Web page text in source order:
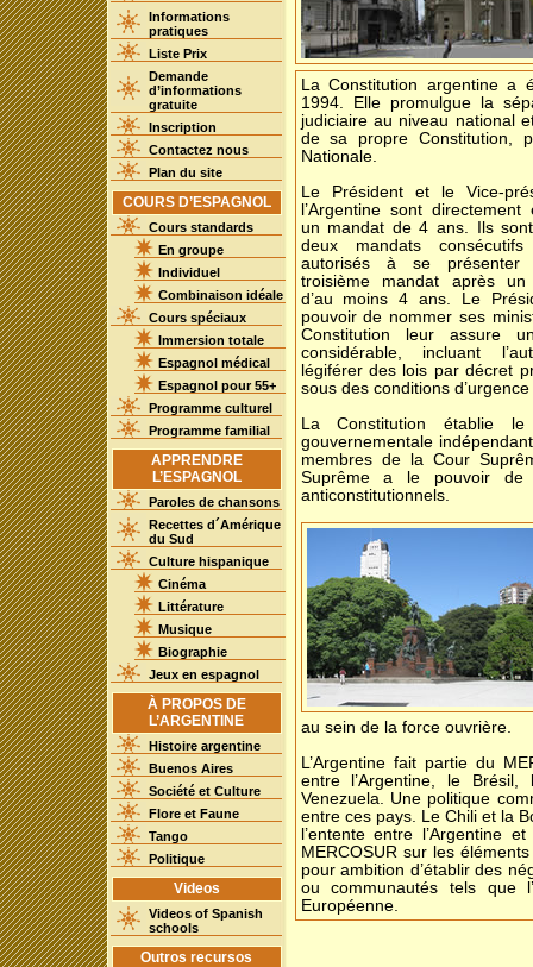
Informations
pratiques
Liste Prix
Demande
d’informations
gratuite
Inscription
Contactez nous
Plan du site
COURS D’ESPAGNOL
Cours standards
En groupe
Individuel
Combinaison idéale
Cours spéciaux
Immersion totale
Espagnol médical
Espagnol pour 55+
Programme culturel
Programme familial
APPRENDRE
L’ESPAGNOL
Paroles de chansons
Recettes d´Amérique
du Sud
Culture hispanique
Cinéma
Littérature
Musique
Biographie
Jeux en espagnol
À PROPOS DE
L’ARGENTINE
Histoire argentine
Buenos Aires
Société et Culture
Flore et Faune
Tango
Politique
Videos
Videos of Spanish
schools
Outros recursos
La Constitution argentine a
1994. Elle promulgue la
judiciaire au niveau national
de sa propre Constitution,
Nationale.
Le Président et le Vice-
l’Argentine sont
un mandat de 4 ans. Ils
deux mandats
autorisés à se présenter
troisième mandat après un
d’au moins 4 ans. Le
pouvoir de nommer ses
Constitution leur assure
considérable, incluant
légiférer des lois par décret
sous des conditions
La Constitution établie
gouvernementale
membres de la Cour
Suprême a le pouvoir de
anticonstitutionnels.
au sein de la force ouvrière.
L’Argentine fait partie du
entre l’Argentine, le Brésil,
Venezuela. Une politique
entre ces pays. Le Chili et la
l’entente entre l’Argentine
MERCOSUR sur les
pour ambition d’établir des
ou communautés tels que
Européenne.